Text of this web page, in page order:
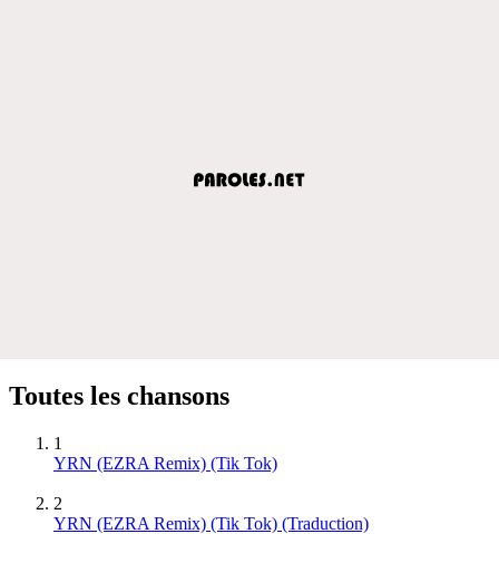
Toutes les chansons
1
YRN (EZRA Remix) (Tik Tok)
2
YRN (EZRA Remix) (Tik Tok) (Traduction)